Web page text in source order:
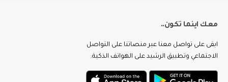
معك اينما تكون..
ابقى على تواصل معنا عبر منصاتنا على التواصل
الاجتماعي وتطبيق الرشيد على الهواتف الذكية.